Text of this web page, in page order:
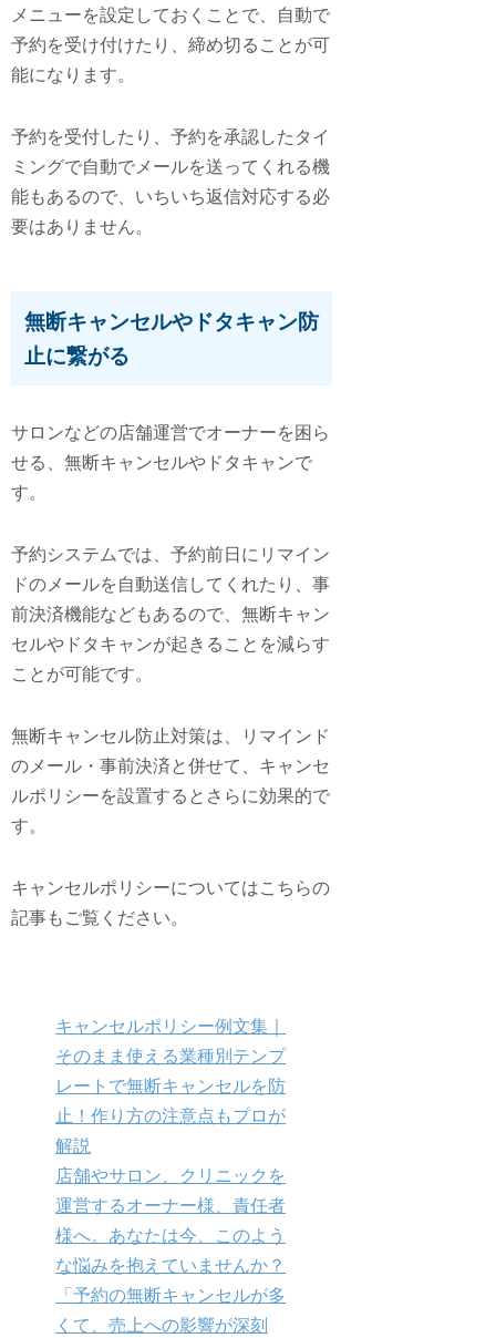
メニューを設定しておくことで、
自動で
予約を受け付けたり、締め切ることが可
能になります。
予約を受付したり、予約を承認したタイ
ミングで自動でメールを送ってくれる機
能もあるので、いちいち返信対応する必
要はありません。
無断キャンセルやドタキャン防
止に繋がる
サロンなどの店舗運営でオーナーを困ら
せる、無断キャンセルやドタキャンで
す。
予約システムでは、予約前日にリマイン
ドのメールを自動送信してくれたり、事
前決済機能などもあるので、無断キャン
セルやドタキャンが起きることを減らす
ことが可能です。
無断キャンセル防止対策は、リマインド
のメール・事前決済と併せて、キャンセ
ルポリシーを設置するとさらに効果的で
す。
キャンセルポリシーについてはこちらの
記事もご覧ください。
キャンセルポリシー例文集｜
そのまま使える業種別テンプ
レートで無断キャンセルを防
止！作り方の注意点もプロが
解説
店舗やサロン、クリニックを
運営するオーナー様、責任者
様へ。あなたは今、このよう
な悩みを抱えていませんか？
「予約の無断キャンセルが多
くて、売上への影響が深刻